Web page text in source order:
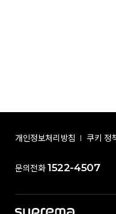
개인정보처리방침 쿠키 정
문의전화 1522-4507